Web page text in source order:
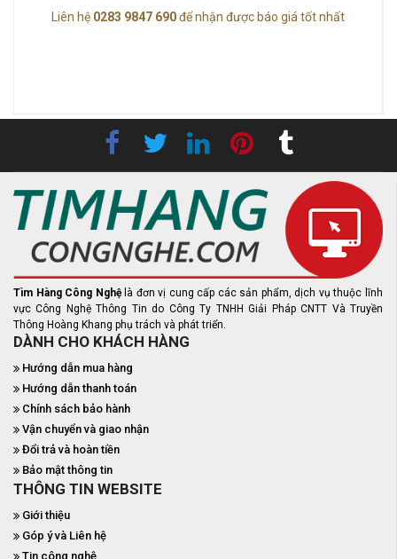
Liên hệ 0283 9847 690để nhận được báo giá tốt nhất
Tìm Hàng Công Nghệ là đơn vị cung cấp các sản phẩm, dịch vụ thuộc lĩnh
vực Công Nghệ Thông Tin do Công Ty TNHH Giải Pháp CNTT Và Truyền
Thông Hoàng Khang phụ trách và phát triển.
DÀNH CHO KHÁCH HÀNG
Hướng dẫn mua hàng
Hướng dẫn thanh toán
Chính sách bảo hành
Vận chuyển và giao nhận
Đổi trả và hoàn tiền
Bảo mật thông tin
THÔNG TIN WEBSITE
Giới thiệu
Góp ý và Liên hệ
Tin công nghệ